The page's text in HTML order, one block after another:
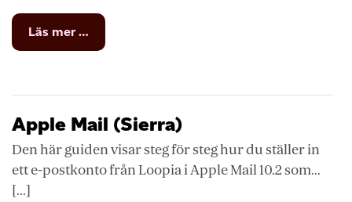
Läs mer …
Ansluta
Apple Mail (Sierra)
Den här guiden visar steg för steg hur du ställer in
ett e-postkonto från Loopia i Apple Mail 10.2 som...
[...]